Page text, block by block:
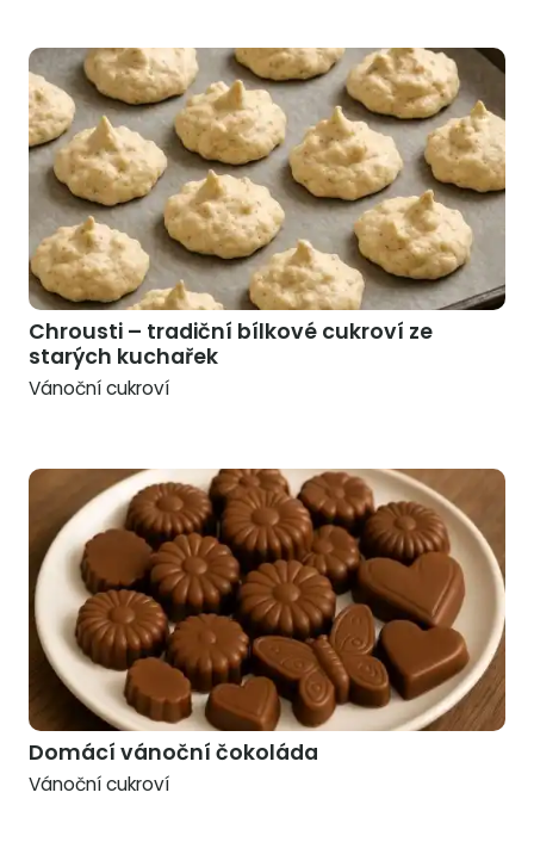
Chrousti – tradiční bílkové cukroví ze
starých kuchařek
Vánoční cukroví
Domácí vánoční čokoláda
Vánoční cukroví